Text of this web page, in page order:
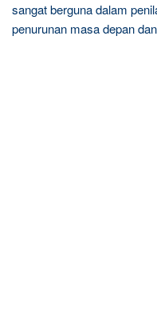
sangat berguna dalam
penurunan masa depan